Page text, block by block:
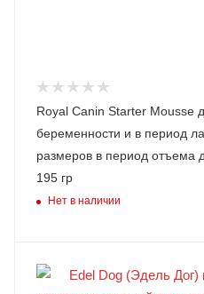
Royal Canin Starter Mousse
беременности и в период
размеров в период отъема
195 гр
Нет в наличии